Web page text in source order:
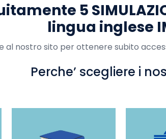
5
lingua inglese
al nostro sito per ottenere subito
Perche’ scegliere i